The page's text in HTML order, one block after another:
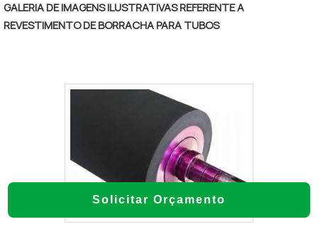
GALERIA DE IMAGENS ILUSTRATIVAS REFERENTE A
REVESTIMENTO DE BORRACHA PARA TUBOS
Solicitar Orçamento